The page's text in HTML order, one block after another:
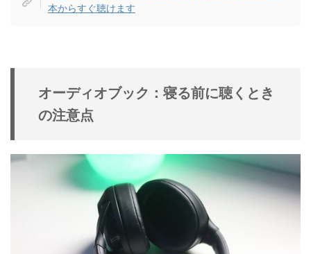
本からすぐ聴けます
オーディオブック：寝る前に聴くとき
の注意点